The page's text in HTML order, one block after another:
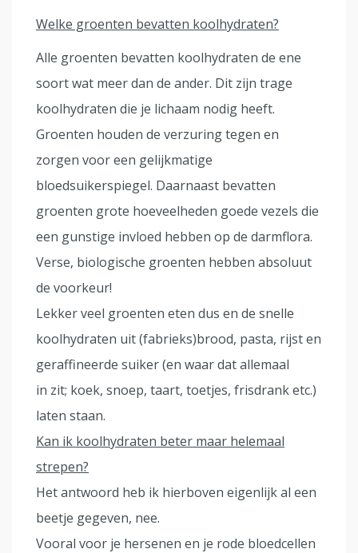
Welke groenten bevatten koolhydraten?
Alle groenten bevatten koolhydraten de ene
soort wat meer dan de ander. Dit zijn trage
koolhydraten die je lichaam nodig heeft.
Groenten houden de verzuring tegen en
zorgen voor een gelijkmatige
bloedsuikerspiegel. Daarnaast bevatten
groenten grote hoeveelheden goede vezels die
een gunstige invloed hebben op de darmflora.
Verse, biologische groenten hebben absoluut
de voorkeur!
Lekker veel groenten eten dus en de snelle
koolhydraten uit (fabrieks)brood, pasta, rijst en
geraffineerde suiker (en waar dat allemaal
in zit; koek, snoep, taart, toetjes, frisdrank etc.)
laten staan.
Kan ik koolhydraten beter maar helemaal
strepen?
Het antwoord heb ik hierboven eigenlijk al een
beetje gegeven, nee.
Vooral voor je hersenen en je rode bloedcellen